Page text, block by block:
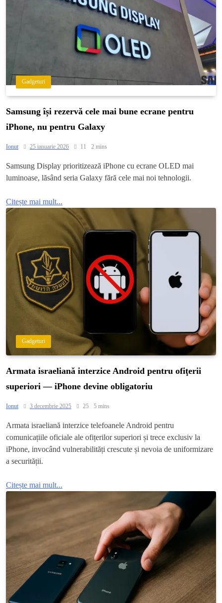
Gadgeturi
Samsung își rezervă cele mai bune ecrane pentru
iPhone, nu pentru Galaxy
Ionut 25 ianuarie 2026 11 2 mins
Samsung Display prioritizează iPhone cu ecrane OLED mai
luminoase, lăsând seria Galaxy fără cele mai noi tehnologii.
Citește mai mult...
Gadgeturi
Armata israeliană interzice Android pentru ofiţerii
superiori — iPhone devine obligatoriu
Ionut 3 decembrie 2025 25 5 mins
Armata israeliană interzice telefoanele Android pentru
comunicațiile oficiale ale ofițerilor superiori și trece exclusiv la
iPhone, invocând vulnerabilități crescute și nevoia de uniformizare
a securității.
Citește mai mult...